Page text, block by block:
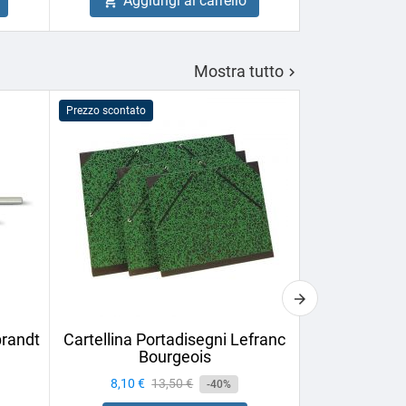
Mostra tutto 
Prezzo scontato
Cartellina Portadisegni Lefranc
Bourgeois
Prezzo
8,10 € Prezzo
base
13,50 € -40%